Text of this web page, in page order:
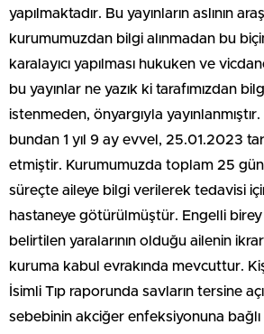
yapılmaktadır. Bu yayınların aslının
kurumumuzdan bilgi alınmadan bu
karalayıcı yapılması hukuken ve
bu yayınlar ne yazık ki tarafımızdan
istenmeden, önyargıyla
bundan 1 yıl 9 ay evvel, 25.01.2023
etmiştir. Kurumumuzda toplam 25 gün
süreçte aileye bilgi verilerek tedavisi
hastaneye götürülmüştür. Engelli
belirtilen yaralarının olduğu ailenin
kuruma kabul evrakında mevcuttur.
İsimli Tıp raporunda savların tersine
sebebinin akciğer enfeksiyonuna